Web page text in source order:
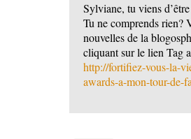
Sylviane, tu viens
Tu ne comprends rien?
nouvelles de la
cliquant sur le lien Tag
http://fortifiez-vous-la-
awards-a-mon-tour-de-